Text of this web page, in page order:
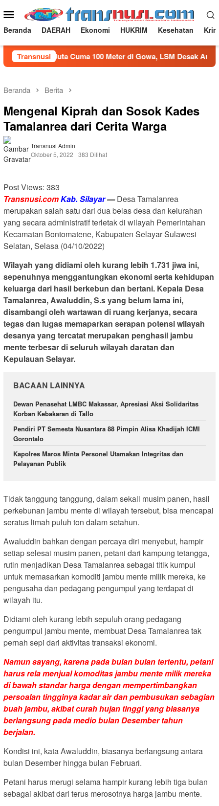
ke
konten
Menu
Mobile
Beranda DAERAH Ekonomi HUKRIM Kesehatan
Transnusi
Rp100 Juta Cuma 100 Meter di Gowa, LSM Desak Audit
Beranda Berita
Mengenal Kiprah dan Sosok Kades
Tamalanrea dari Cerita Warga
Transnusi Admin
Oktober 5, 2022
383 Dilihat
Post Views: 383
Transnusi.comKab. Silayar—Desa Tamalanrea
merupakan salah satu dari dua belas desa dan kelurahan
yang secara administratif terletak di wilayah Pemerintahan
Kecamatan Bontomatene, Kabupaten Selayar Sulawesi
Selatan, Selasa (04/10/2022)
Wilayah yang didiami oleh kurang lebih 1.731 jiwa ini,
sepenuhnya menggantungkan ekonomi serta kehidupan
keluarga dari hasil berkebun dan bertani. Kepala Desa
Tamalanrea, Awaluddin, S.s yang belum lama ini,
disambangi oleh wartawan di ruang kerjanya, secara
tegas dan lugas memaparkan serapan potensi wilayah
desanya yang tercatat merupakan penghasil jambu
mente terbesar di seluruh wilayah daratan dan
Kepulauan Selayar.
BACAAN LAINNYA
Dewan Penasehat LMBC Makassar, Apresiasi Aksi Solidaritas
Korban Kebakaran di Tallo
Pendiri PT Semesta Nusantara 88 Pimpin Alisa Khadijah ICMI
Gorontalo
Kapolres Maros Minta Personel Utamakan Integritas dan
Pelayanan Publik
Tidak tanggung tanggung, dalam sekali musim panen, hasil
perkebunan jambu mente di wilayah tersebut, bisa mencapai
seratus limah puluh ton dalam setahun.
Awaluddin bahkan dengan percaya diri menyebut, hampir
setiap selesai musim panen, petani dari kampung tetangga,
rutin menjadikan Desa Tamalanrea sebagai titik kumpul
untuk memasarkan komoditi jambu mente milik mereka, ke
pengusaha dan pedagang pengumpul yang terdapat di
wilayah itu.
Didiami oleh kurang lebih sepuluh orang pedagang
pengumpul jambu mente, membuat Desa Tamalanrea tak
pernah sepi dari aktivitas transaksi ekonomi.
Namun sayang, karena pada bulan bulan tertentu, petani
harus rela menjual komoditas jambu mente milik mereka
di bawah standar harga dengan mempertimbangkan
persoalan tingginya kadar air dan pembusukan sebagian
buah jambu, akibat curah hujan tinggi yang biasanya
berlangsung pada medio bulan Desember tahun
berjalan.
Kondisi ini, kata Awaluddin, biasanya berlangsung antara
bulan Desember hingga bulan Februari.
Petani harus merugi selama hampir kurang lebih tiga bulan
sebagai akibat dari terus merosotnya harga jambu mente.